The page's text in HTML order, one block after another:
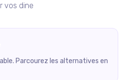
vos dine
Parcourez les alternatives en